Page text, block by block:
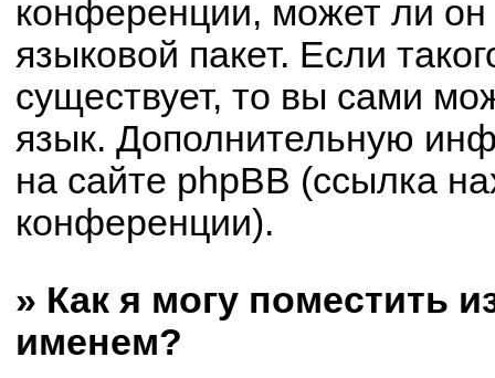
конференции, может ли
языковой пакет. Если
существует, то вы сами
язык. Дополнительную
на сайте phpBB (ссылка
конференции).
» Как я могу поместить
именем?